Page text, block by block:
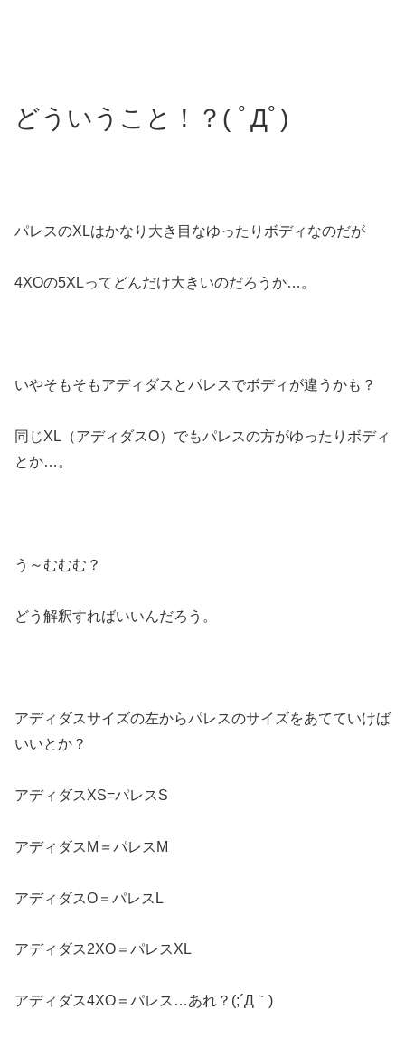
どういうこと！？( ﾟДﾟ)
パレスのXLはかなり大き目なゆったりボディなのだが
4XOの5XLってどんだけ大きいのだろうか…。
いやそもそもアディダスとパレスでボディが違うかも？
同じXL（アディダスO）でもパレスの方がゆったりボディ
とか…。
う～むむむ？
どう解釈すればいいんだろう。
アディダスサイズの左からパレスのサイズをあてていけば
いいとか？
アディダスXS=パレスS
アディダスM＝パレスM
アディダスO＝パレスL
アディダス2XO＝パレスXL
アディダス4XO＝パレス…あれ？(;´Д｀)